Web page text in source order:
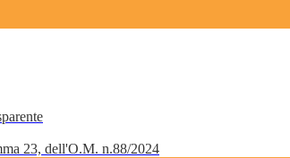
23, dell'O.M. n.88/2024